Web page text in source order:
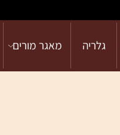
גלריה מאגר מורים